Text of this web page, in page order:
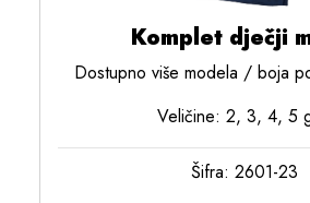
Komplet dječji
Dostupno više modela / boja
Veličine: 2, 3, 4, 5
Šifra: 2601-23